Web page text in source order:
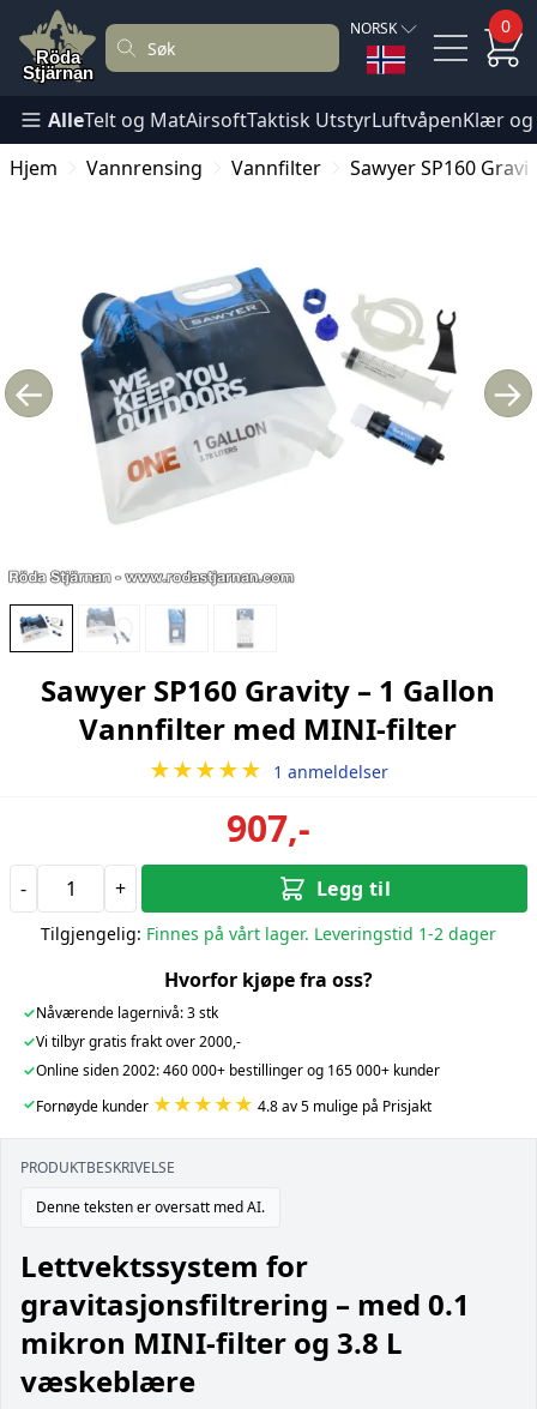
NORSK 0
AlleTelt og MatAirsoftTaktisk UtstyrLuftvåpenKlær
Hjem
Vannrensing Vannfilter Sawyer SP160
← →
Sawyer SP160 Gravity – 1 Gallon
Vannfilter med MINI-filter
★★★★★ 1 anmeldelser
907,-
- + Legg til
Tilgjengelig: Finnes på vårt lager. Leveringstid 1-2 dager
Hvorfor kjøpe fra oss?
✓Nåværende lagernivå: 3 stk
✓Vi tilbyr gratis frakt over 2000,-
✓Online siden 2002: 460 000+ bestillinger og 165 000+ kunder
✓Fornøyde kunder ★★★★★ 4.8 av 5 mulige på Prisjakt
PRODUKTBESKRIVELSE
Denne teksten er oversatt med AI.
Lettvektssystem for
gravitasjonsfiltrering – med 0.1
mikron MINI-filter og 3.8 L
væskeblære